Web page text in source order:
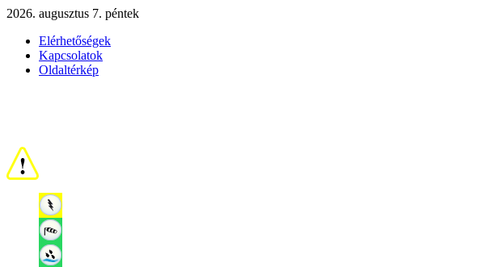
2026. augusztus 7. péntek
Elérhetőségek
Kapcsolatok
Oldaltérkép